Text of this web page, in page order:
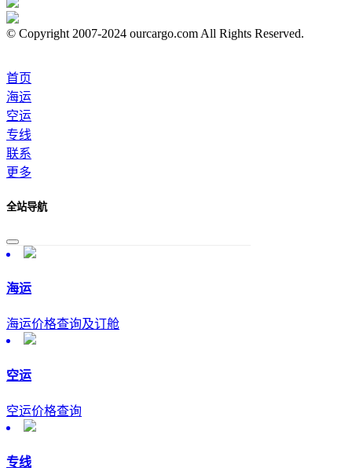
© Copyright 2007-2024 ourcargo.com All Rights Reserved.
首页
海运
空运
专线
联系
更多
全站导航
海运
海运价格查询及订舱
空运
空运价格查询
专线